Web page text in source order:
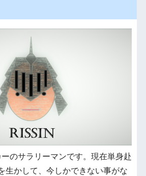
のサラリーマンです。現在単身赴
生かして、今しかできない事がな